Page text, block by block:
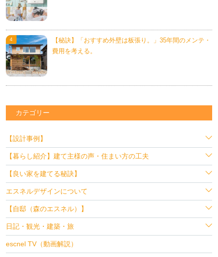
【秘訣】「おすすめ外壁は板張り。」35年間のメンテ・
費用を考える。
カテゴリー
【設計事例】
【暮らし紹介】建て主様の声・住まい方の工夫
【良い家を建てる秘訣】
エスネルデザインについて
【自邸（森のエスネル）】
日記・観光・建築・旅
escnel TV（動画解説）